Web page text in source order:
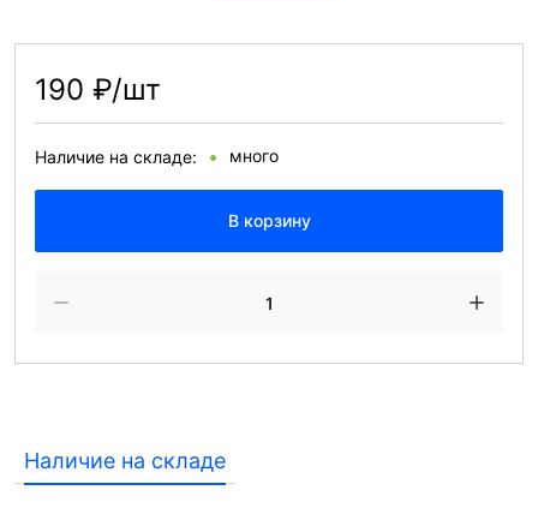
190 ₽/шт
Наличие на складе: много
В корзину
Наличие на складе